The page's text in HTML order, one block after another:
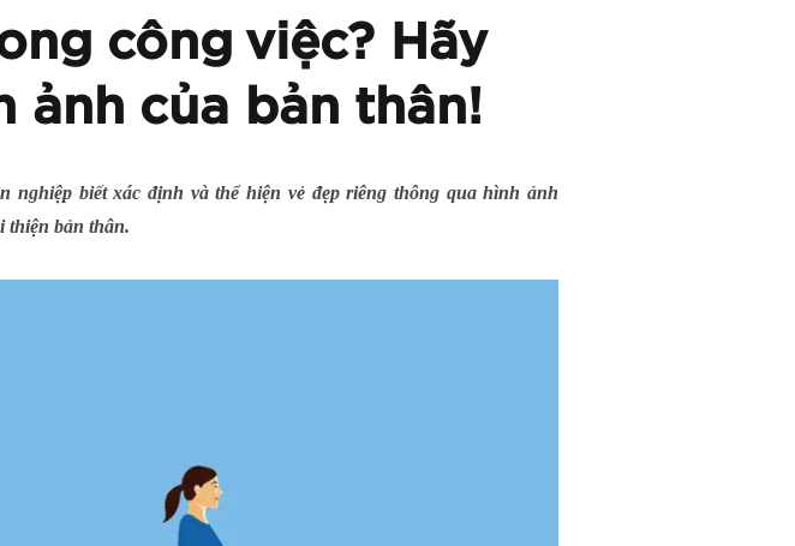
công việc? Hãy
ảnh của bản thân!
biết xác định và thể hiện vẻ đẹp riêng thông qua hình ảnh
thiện bản thân.